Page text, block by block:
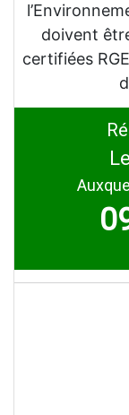
doivent
certifiées